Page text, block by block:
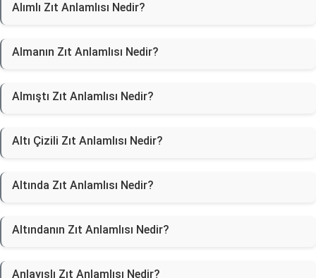
Alımlı Zıt Anlamlısı Nedir?
Almanın Zıt Anlamlısı Nedir?
Almıştı Zıt Anlamlısı Nedir?
Altı Çizili Zıt Anlamlısı Nedir?
Altında Zıt Anlamlısı Nedir?
Altındanın Zıt Anlamlısı Nedir?
Anlayışlı Zıt Anlamlısı Nedir?